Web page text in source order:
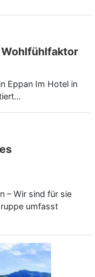
Wohlfühlfaktor
Eppan Im Hotel in
– Wir sind für sie
umfasst